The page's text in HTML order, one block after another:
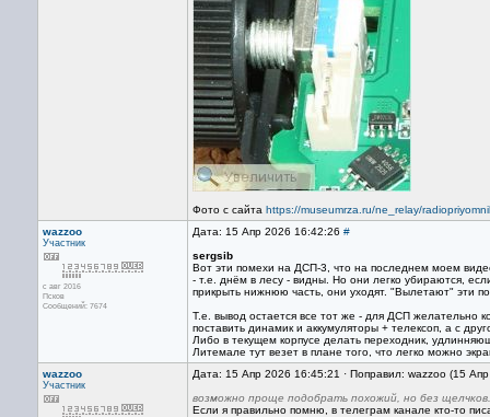
Фото с сайта https://museumrza.ru/ne_relay/
wazzoo
Участник
с авг 2016
Псков
Сообщений: 7674
Дата: 15 Апр 2026 16:42:26 #
sergsib
Вот эти помехи на ДСП-3, что на последнем моем
- т.е. днём в лесу - видны. Но они легко убираются,
прикрыть нижнюю часть, они уходят. "Вылетают" эти
Т.е. вывод остается все тот же - для ДСП желательно
поставить динамик и аккумуляторы + телексоп, а с
Либо в текущем корпусе делать переходник,
Литемале тут везет в плане того, что легко можно
wazzoo
Участник
Дата: 15 Апр 2026 16:45:21 · Поправил: wazzoo (15
возможно проще подобрать похожий, но без щелчков.
Если я правильно помню, в телеграм канале кто-то